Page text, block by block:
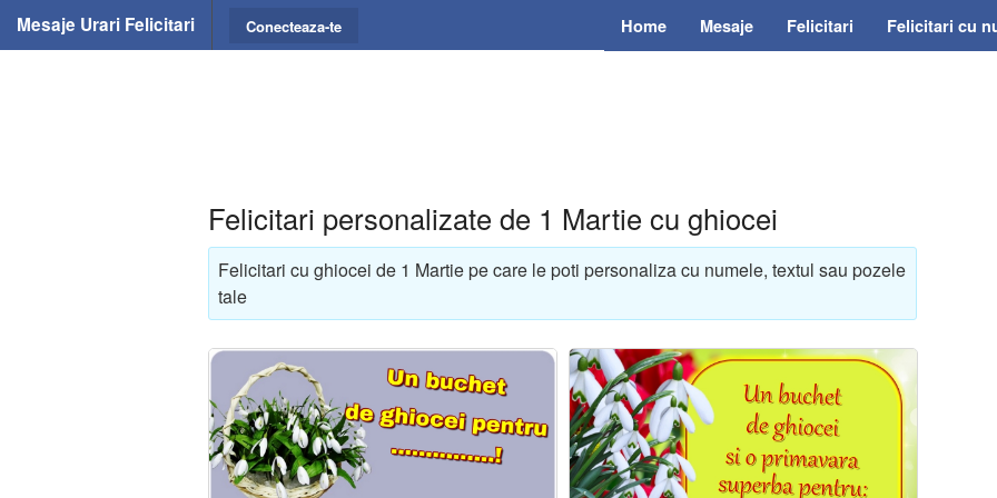
Mesaje Urari Felicitari Home Mesaje Felicitari Felicitari cu
Conecteaza-te
Felicitari personalizate de 1 Martie cu ghiocei
Felicitari cu ghiocei de 1 Martie pe care le poti personaliza cu numele, textul sau pozele
tale